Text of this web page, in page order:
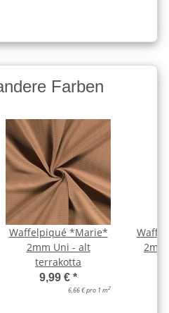
Farben
Waffelpiqué *Marie*
2mm Uni - alt
terrakotta
9,99 € *
6,66 € pro 1 m2